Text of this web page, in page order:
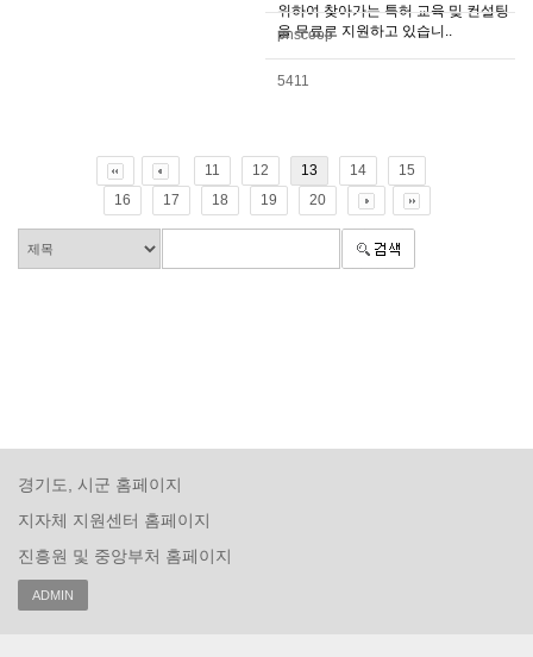
위하여 찾아가는 특허 교육 및 컨설팅
을 무료로 지원하고 있습니..
pnscoop
5411
11 12 13 14
15
16
17 18 19 20
경기도, 시군 홈페이지
지자체 지원센터 홈페이지
진흥원 및 중앙부처 홈페이지
ADMIN